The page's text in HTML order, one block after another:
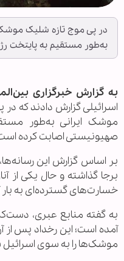
در پی موج تازه شلیک
به‌طور مستقیم به پایتخت
به گزارش خبرگزاری
اسرائیلی گزارش دادند که
موشک ایرانی به‌طور
صهیونیستی اصابت کرده
برجا گذاشته و حال یکی از
خسارت‌های گسترده‌ای به
به گفته منابع عبری،
آمده است؛ این رخداد پس از
موشک‌ها را به سوی